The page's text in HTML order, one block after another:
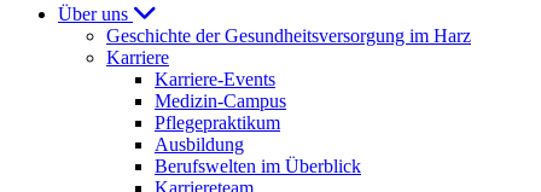
Über uns
Geschichte der Gesundheitsversorgung im Harz
Karriere
Karriere-Events
Medizin-Campus
Pflegepraktikum
Ausbildung
Berufswelten im Überblick
Karriereteam